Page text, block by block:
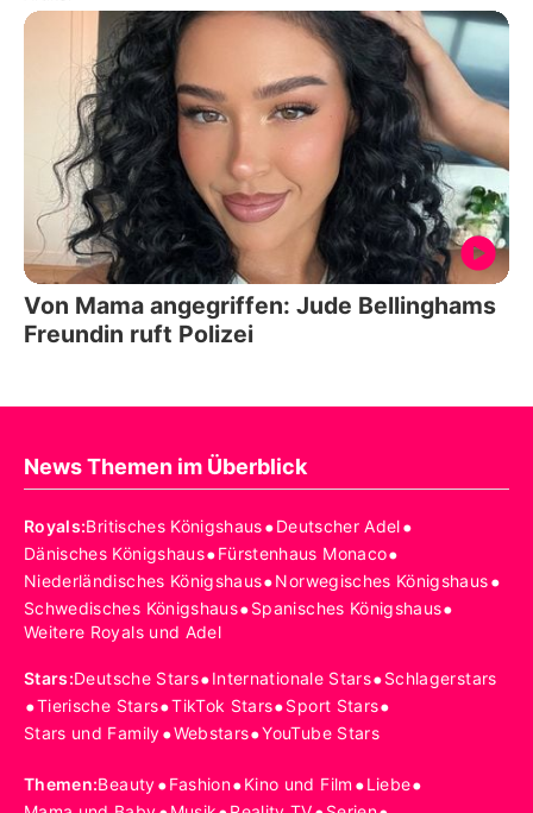
Von Mama angegriffen: Jude Bellinghams
Freundin ruft Polizei
News Themen im Überblick
Royals:Britisches Königshaus•Deutscher Adel•
Dänisches Königshaus•Fürstenhaus Monaco•
Niederländisches Königshaus•Norwegisches Königshaus•
Schwedisches Königshaus•Spanisches Königshaus•
Weitere Royals und Adel
Stars:Deutsche Stars•Internationale Stars•Schlagerstars
•Tierische Stars•TikTok Stars•Sport Stars•
Stars und Family•Webstars•YouTube Stars
Themen:Beauty•Fashion•Kino und Film •Liebe•